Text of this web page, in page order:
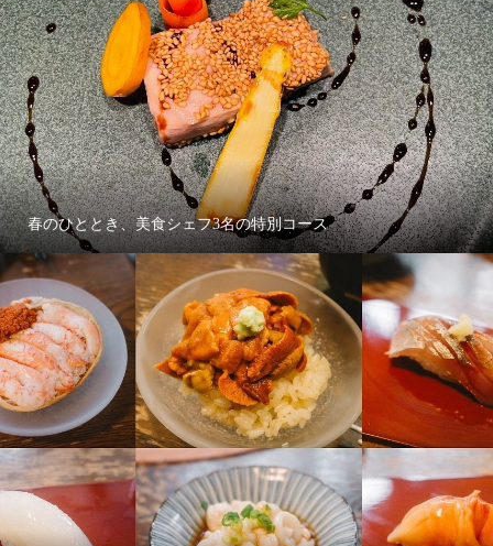
春のひととき、美食シェフ3名の特別コース